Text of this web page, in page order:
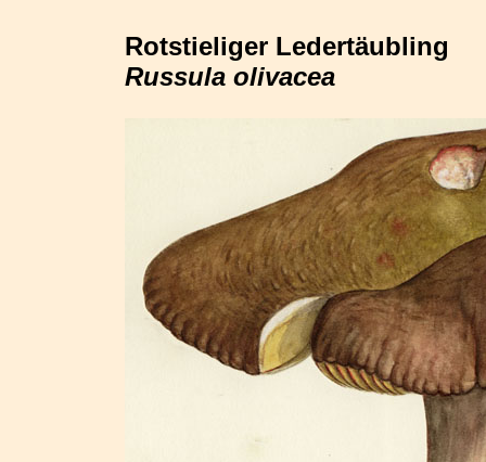
Rotstieliger Ledertäubling
Russula olivacea